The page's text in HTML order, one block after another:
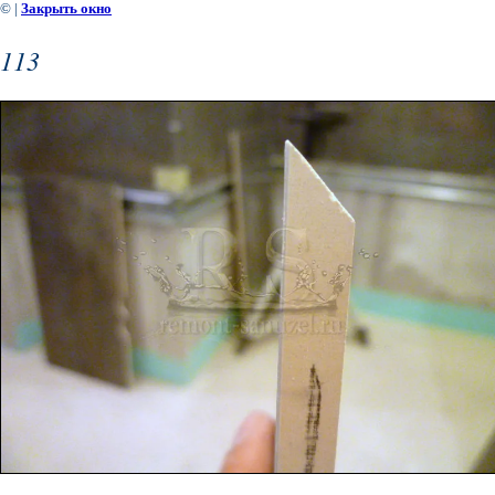
© | Закрыть окно
113